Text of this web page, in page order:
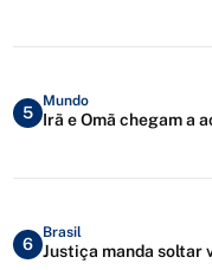
5
Mundo
Irã e Omã chegam a
6
Brasil
Justiça manda soltar